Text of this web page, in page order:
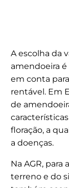
A escolha da
amendoeira
em conta
rentável. Em
de
floração, a
a doenças.
Na AGR,
terreno e do